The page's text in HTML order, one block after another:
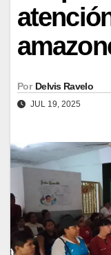
Por Delvis Ravelo
JUL 19, 2025